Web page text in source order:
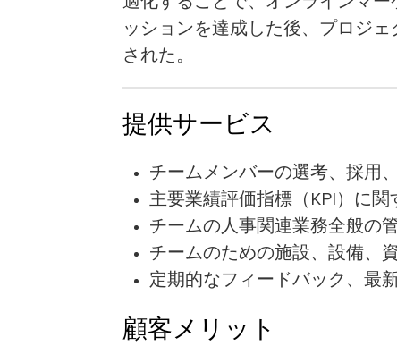
ッションを達成した後、プロジ
された。
提供サービス
チームメンバーの選考、採用
主要業績評価指標（KPI）に
チームの人事関連業務全般の
チームのための施設、設備、
定期的なフィードバック、最
顧客メリット